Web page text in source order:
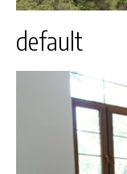
default